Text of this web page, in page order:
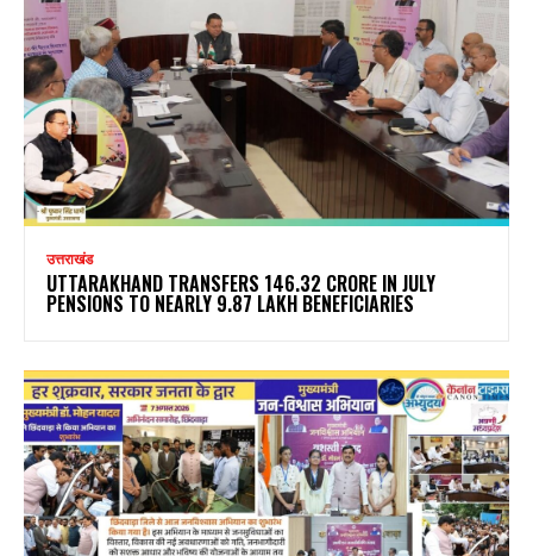
उत्तराखंड
UTTARAKHAND TRANSFERS ₹146.32 CRORE IN JULY
PENSIONS TO NEARLY 9.87 LAKH BENEFICIARIES